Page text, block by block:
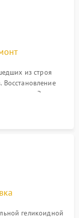
из строя
Восстановление
зума. Замена
положения или
геликоидной